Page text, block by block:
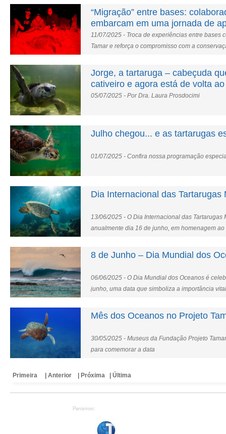
“Migração” entre bases:
embarcam em uma jornada de
11/07/2025 - Troca de experiências entre bases
Tamar e reforça o compromisso com a
Jorge, a tartaruga – cabeçuda
cativeiro e agora está de volta
05/07/2025 - Por Dra. Laura Prosdocimi
Julho chegou... e as tartarugas
01/07/2025 - Confira nossa programação
Dia Internacional das Tartarugas
13/06/2025 - O Dia Internacional das Tartarugas
anualmente dia 16 de junho, em homenagem
8 de Junho – Dia Mundial dos
06/06/2025 - O Dia Mundial dos Oceanos é
junho, uma data que simboliza a importância
Mês dos Oceanos no Projeto
30/05/2025 - Museus da Fundação Projeto
para comemorar a data
Primeira | Anterior | Próxima | Última